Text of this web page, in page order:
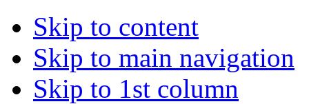
Skip to content
Skip to main navigation
Skip to 1st column